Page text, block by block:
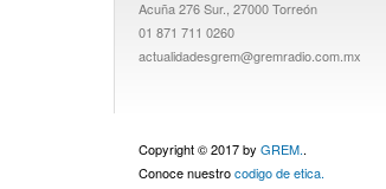
Acuña 276 Sur., 27000 Torreón
01 871 711 0260
actualidadesgrem@gremradio.com.mx
Copyright © 2017 by GREM..
Conoce nuestrocodigo de etica.